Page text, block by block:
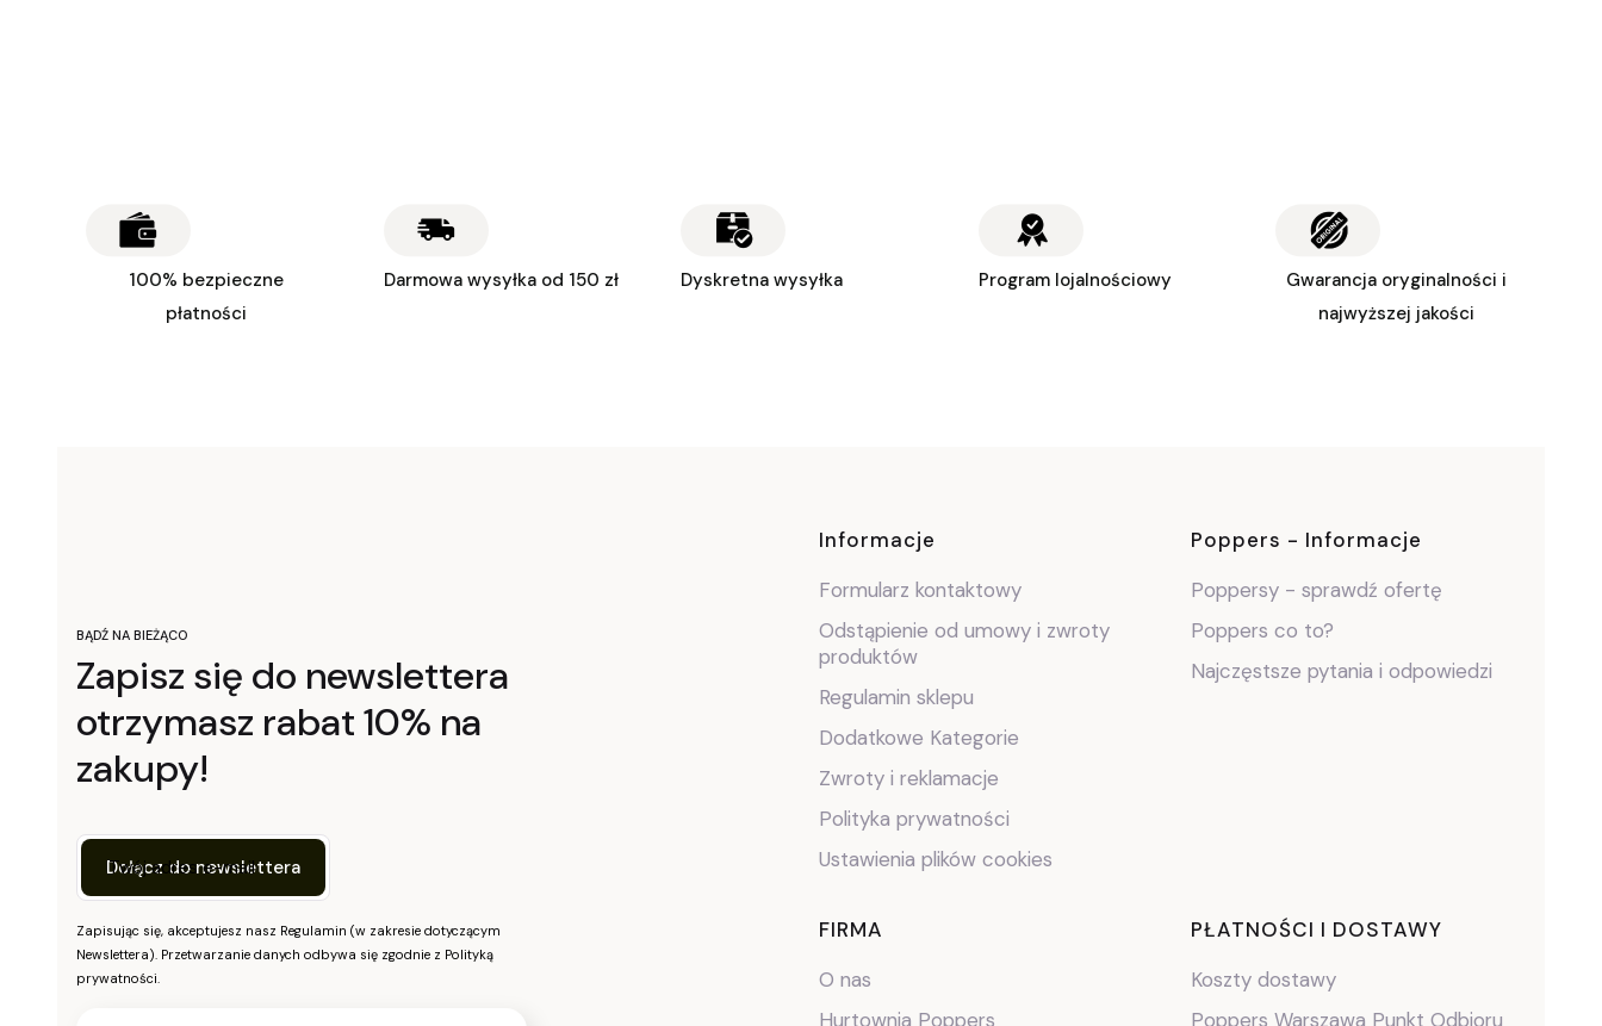
100% bezpieczne
płatności
Darmowa wysyłka od 150 zł Dyskretna wysyłka Program lojalnościowy
Gwarancja oryginalności i
najwyższej jakości
BĄDŹ NA BIEŻĄCO
Zapisz się do newslettera
otrzymasz rabat 10% na
zakupy!
Twój adres e-mail
Dołącz do newslettera
Zapisując się, akceptujesz nasz Regulamin (w zakresie dotyczącym
Newslettera). Przetwarzanie danych odbywa się zgodnie z Polityką
prywatności.
Linki w stopce
Informacje
Formularz kontaktowy
Odstąpienie od umowy i zwroty
produktów
Regulamin sklepu
Dodatkowe Kategorie
Zwroty i reklamacje
Polityka prywatności
Ustawienia plików cookies
Poppers - Informacje
Poppersy - sprawdź ofertę
Poppers co to?
Najczęstsze pytania i odpowiedzi
FIRMA
O nas
Hurtownia Poppers
PŁATNOŚCI I DOSTAWY
Koszty dostawy
Poppers Warszawa Punkt Odbioru